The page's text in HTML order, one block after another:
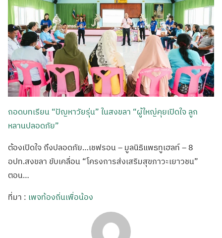
ถอดบทเรียน “ปัญหาวัยรุ่น” ในสงขลา “ผู้ใหญ่คุยเปิดใจ ลูก
หลานปลอดภัย”
ต้องเปิดใจ ถึงปลอดภัย…เชฟรอน – มูลนิธิแพธทูเฮลท์ – 8
อปท.สงขลา ขับเคลื่อน “โครงการส่งเสริมสุขภาวะเยาวชน”
ตอน…
ที่มา : เพจท้องถิ่นเพื่อน้อง